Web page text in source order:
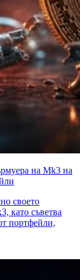
на Mk3 на
своето
като съветва
портфейли,